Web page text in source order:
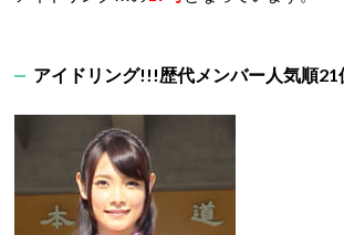
アイドリング!!!歴代メンバー人気順21